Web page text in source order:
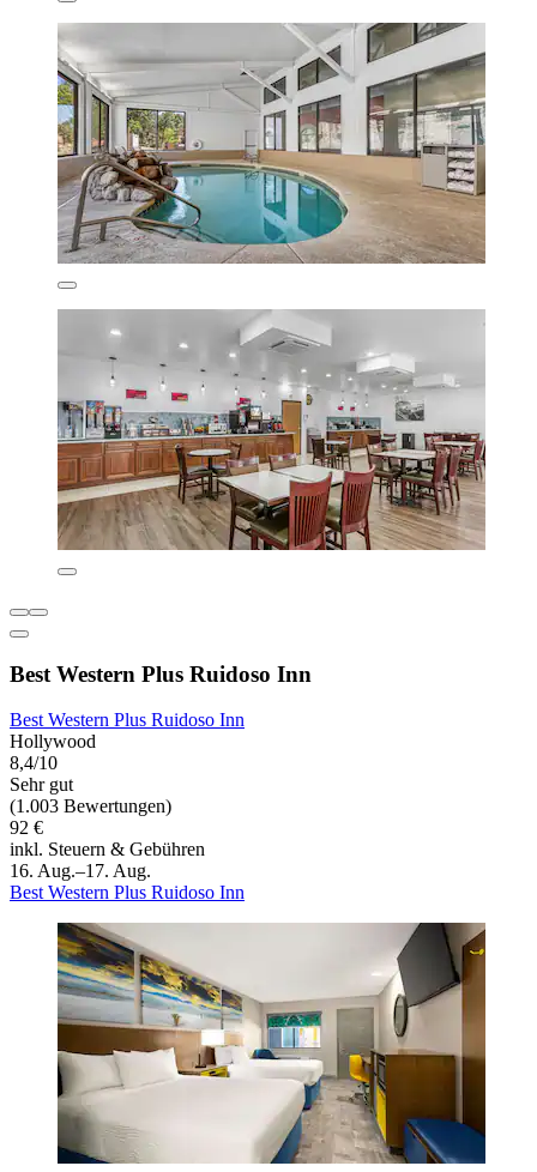
Best Western Plus Ruidoso Inn
Best Western Plus Ruidoso Inn
Hollywood
8,4/10
Sehr gut
(1.003 Bewertungen)
92 €
inkl. Steuern & Gebühren
16. Aug.–17. Aug.
Best Western Plus Ruidoso Inn